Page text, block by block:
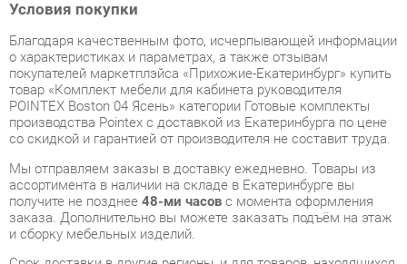
POINTEX Boston 04 Ясень» категории Готовые комплекты
со скидкой и гарантией от производителя не составит труда.
Мы отправляем заказы в доставку ежедневно. Товары из
ассортимента в наличии на складе в Екатеринбурге вы
получите не позднее48-ми часовс момента оформления
заказа. Дополнительно вы можете заказать подъём на этаж
и сборку мебельных изделий.
Срок доставки в другие регионы, и для товаров, находящихся
на складах производителей, рассчитывается индивидуально.
Уточнить наличие, срок и стоимость доставки вы можете
через формуобратной связи
В любой момент до передачи заказа в доставку, а также в
течение 7-ми дней после получения заказа вы можете